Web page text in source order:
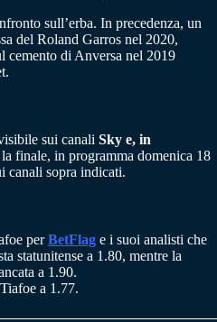
sull’erba. In precedenza, un
del Roland Garros nel 2020,
cemento di Anversa nel 2019
sui canali Sky e, in
finale, in programma domenica 18
canali sopra indicati.
perBetFlag e i suoi analisti che
statunitense a 1.80, mentre la
a 1.90.
a 1.77.